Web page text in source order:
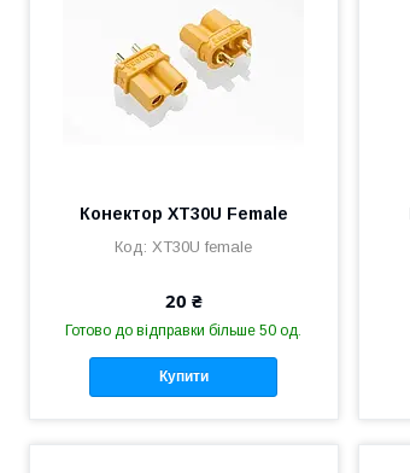
Конектор XT30U Female
XT30U female
20 ₴
Готово до відправки більше 50 од.
Купити